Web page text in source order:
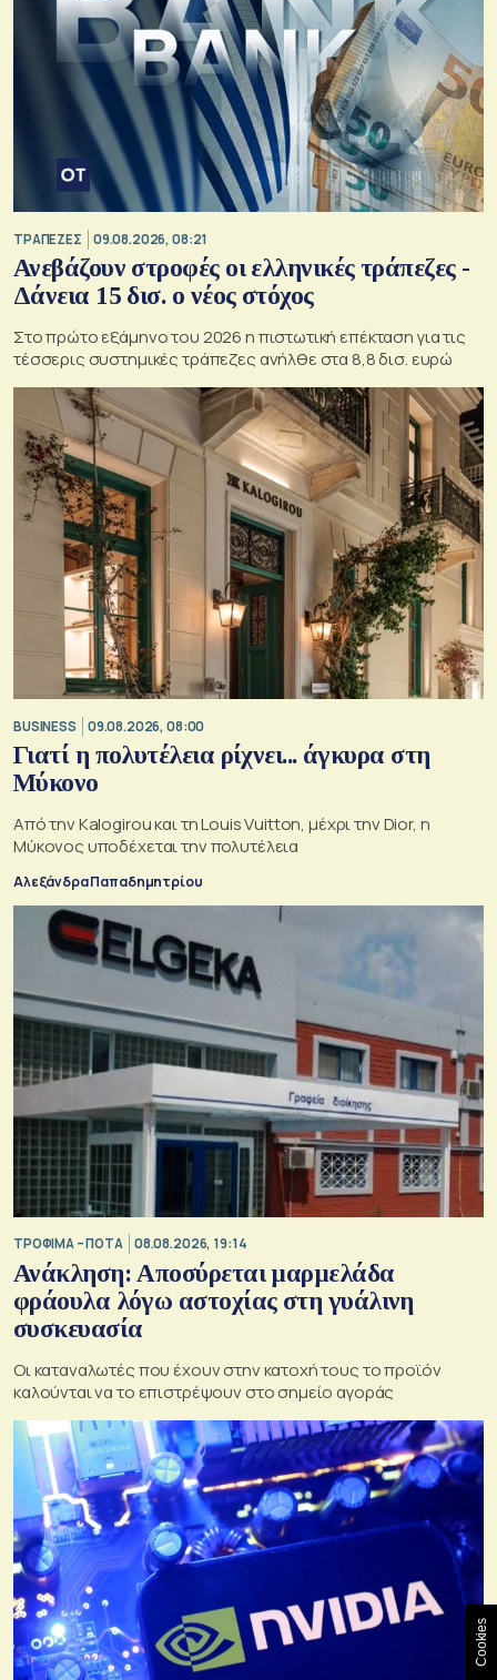
ΤΡΑΠΕΖΕΣ 09.08.2026, 08:21
Ανεβάζουν στροφές οι ελληνικές τράπεζες -
Δάνεια 15 δισ. ο νέος στόχος
Στο πρώτο εξάμηνο του 2026 η πιστωτική επέκταση για τις
τέσσερις συστημικές τράπεζες ανήλθε στα 8,8 δισ. ευρώ
BUSINESS 09.08.2026, 08:00
Γιατί η πολυτέλεια ρίχνει... άγκυρα στη
Μύκονο
Από την Kalogirou και τη Louis Vuitton, μέχρι την Dior, η
Μύκονος υποδέχεται την πολυτέλεια
Αλεξάνδρα Παπαδημητρίου
ΤΡΟΦΙΜΑ – ΠΟΤΑ 08.08.2026, 19:14
Ανάκληση: Αποσύρεται μαρμελάδα
φράουλα λόγω αστοχίας στη γυάλινη
συσκευασία
Οι καταναλωτές που έχουν στην κατοχή τους το προϊόν
καλούνται να το επιστρέψουν στο σημείο αγοράς
Cookies